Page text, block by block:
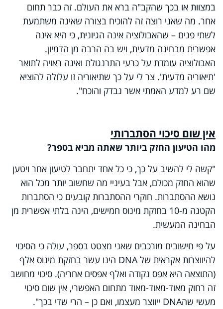
במצוות או בכך שהקב"ה ברא את העולם. זה כבר תחום
אחר. מה שאני רוצה זה להוכיח בצורה שאינה משתמעת
לשתי פנים – שהאבולוציה אינה הגיונית, כי היא אינה
אפשרית מבחינה מדעית, ויש בה הרבה מן הדמיון.
האבולוציה עומדת על כרעי התרנגולת ואינה ראויה לתואר
'תיאוריה מדעית'. צר לי על כך שתיאוריה זו עלולה להוציא
שם רע למדע האמתי אשר נבדק והוכח".
אין שום סיכוי הסתברותי
מהו הטיעון החזק ביותר שאתה מביא בספר?
"קשה לי להשיב על כך, כי כל אחד יתחבר לטיעון אחר ויטען
שהוא החזק מכולם, אבל בעיניי מה שחשוב יותר מכל הוא
נושא ההסתברות. חוקרי ההסתברות קובעים כי הסתברות
הקטנה מ-10 בחזקת מינוס חמישים, הינה בלתי אפשרית מן
הבחינה המעשית.
על פי חישובים מורכבים שאני מצטט בספר, עולה כי הסיכוי
להיווצרות אקראית שלDNA הינו עשר בחזקת מינוס אלף
(התוצאה היא אפס נקודה ואלף אפסים אחריה). סיכוי מחושב
זה רחוק מאוד-מאוד-מאוד מתחום האפשרי, אין שום סיכוי
מעשי שהDNA ייווצר מעצמו, ואם כן – הרי שדי בכך".